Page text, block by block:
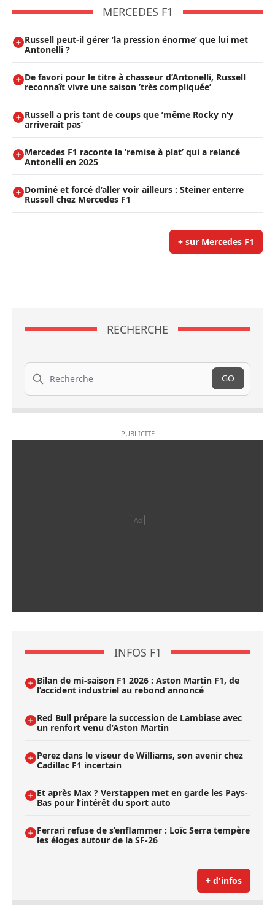
MERCEDES F1
Russell peut-il gérer ’la pression énorme’ que lui met
Antonelli ?
De favori pour le titre à chasseur d’Antonelli, Russell
reconnaît vivre une saison ’très compliquée’
Russell a pris tant de coups que ’même Rocky n’y
arriverait pas’
Mercedes F1 raconte la ’remise à plat’ qui a relancé
Antonelli en 2025
Dominé et forcé d’aller voir ailleurs : Steiner enterre
Russell chez Mercedes F1
+ sur Mercedes F1
RECHERCHE
Recherche
GO
INFOS F1
Bilan de mi-saison F1 2026 : Aston Martin F1, de
l’accident industriel au rebond annoncé
Red Bull prépare la succession de Lambiase avec
un renfort venu d’Aston Martin
Perez dans le viseur de Williams, son avenir chez
Cadillac F1 incertain
Et après Max ? Verstappen met en garde les Pays-
Bas pour l’intérêt du sport auto
Ferrari refuse de s’enflammer : Loïc Serra tempère
les éloges autour de la SF-26
+ d'infos